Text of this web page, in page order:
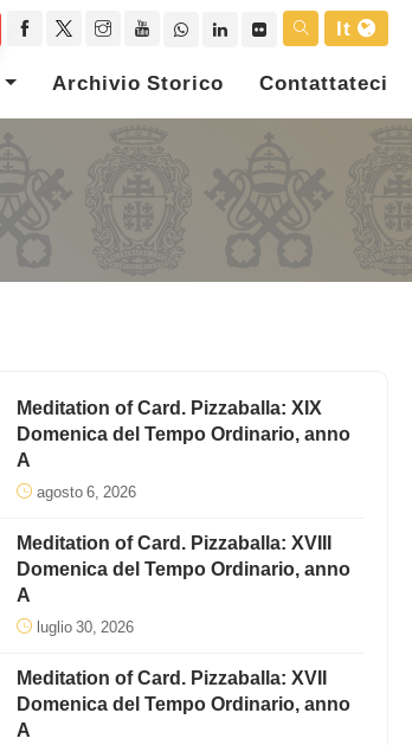
It
Archivio Storico Contattateci
Meditation of Card. Pizzaballa: XIX
Domenica del Tempo Ordinario, anno
A
agosto 6, 2026
Meditation of Card. Pizzaballa: XVIII
Domenica del Tempo Ordinario, anno
A
luglio 30, 2026
Meditation of Card. Pizzaballa: XVII
Domenica del Tempo Ordinario, anno
A